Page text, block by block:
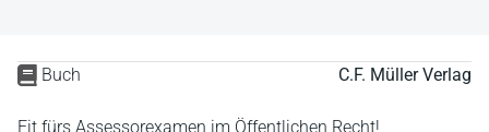
Buch C.F. Müller Verlag
Fit fürs Assessorexamen im Öffentlichen Recht!